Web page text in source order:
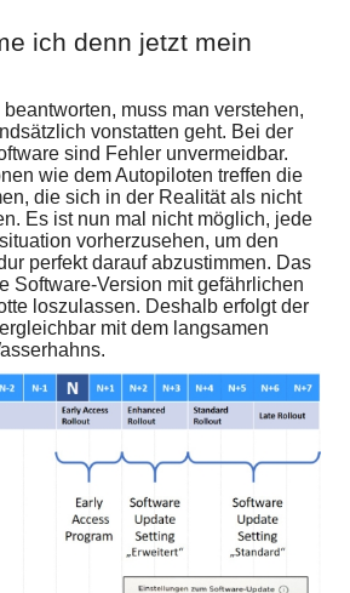
ich denn jetzt mein
muss man verstehen,
vonstatten geht. Bei der
sind Fehler unvermeidbar.
wie dem Autopiloten treffen die
die sich in der Realität als nicht
Es ist nun mal nicht möglich, jede
vorherzusehen, um den
perfekt darauf abzustimmen. Das
Software-Version mit gefährlichen
loszulassen. Deshalb erfolgt der
mit dem langsamen